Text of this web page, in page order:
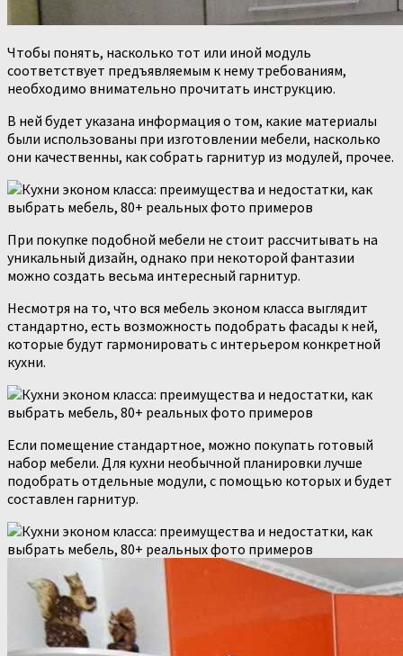
Чтобы понять, насколько тот или иной модуль
соответствует предъявляемым к нему требованиям,
необходимо внимательно прочитать инструкцию.
В ней будет указана информация о том, какие материалы
были использованы при изготовлении мебели, насколько
они качественны, как собрать гарнитур из модулей, прочее.
При покупке подобной мебели не стоит рассчитывать на
уникальный дизайн, однако при некоторой фантазии
можно создать весьма интересный гарнитур.
Несмотря на то, что вся мебель эконом класса выглядит
стандартно, есть возможность подобрать фасады к ней,
которые будут гармонировать с интерьером конкретной
кухни.
Если помещение стандартное, можно покупать готовый
набор мебели. Для кухни необычной планировки лучше
подобрать отдельные модули, с помощью которых и будет
составлен гарнитур.